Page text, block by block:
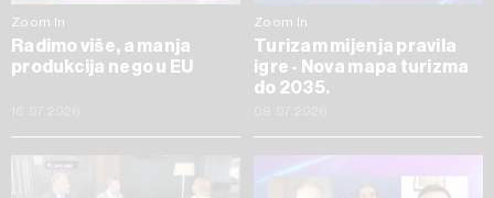
Zoom In
Radimo više, a manja
produkcija nego u EU
Zoom In
Turizam mijenja pravila
igre - Nova mapa turizma
do 2035.